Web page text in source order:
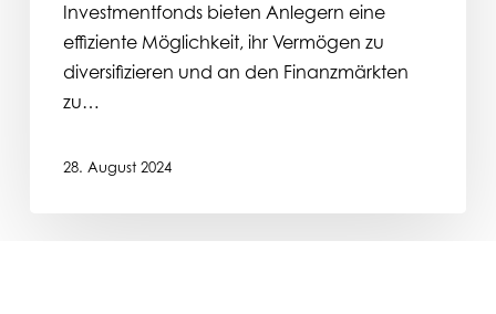
Investmentfonds bieten Anlegern eine
effiziente Möglichkeit, ihr Vermögen zu
diversifizieren und an den Finanzmärkten
zu…
28. August 2024